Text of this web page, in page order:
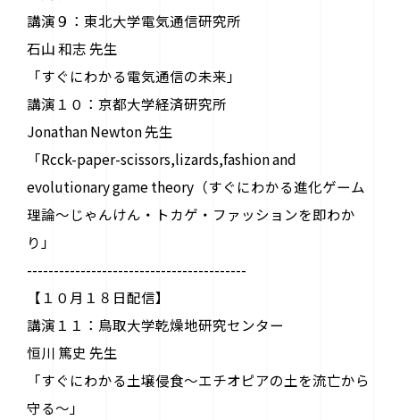
講演９：東北大学電気通信研究所
石山 和志 先生
「すぐにわかる電気通信の未来」
講演１０：京都大学経済研究所
Jonathan Newton 先生
「Rcck-paper-scissors,lizards,fashion and
evolutionary game theory（すぐにわかる進化ゲーム
理論～じゃんけん・トカゲ・ファッションを即わか
り」
-----------------------------------------
【１０月１８日配信】
講演１１：鳥取大学乾燥地研究センター
恒川 篤史 先生
「すぐにわかる土壌侵食～エチオピアの土を流亡から
守る～」